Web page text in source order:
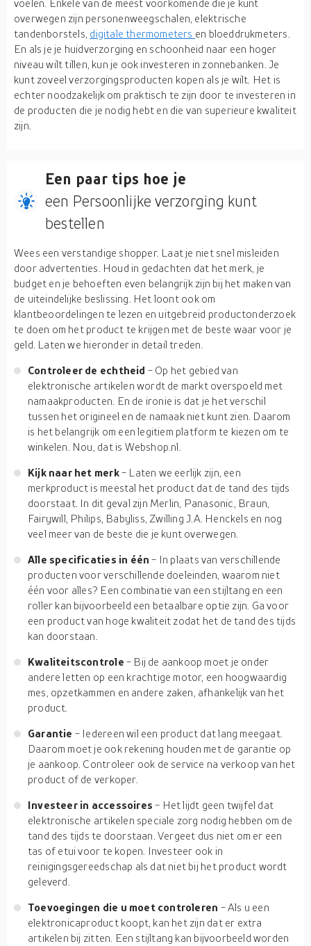
voelen. Enkele van de meest voorkomende die je kunt
overwegen zijn personenweegschalen, elektrische
tandenborstels, digitale thermometers en bloeddrukmeters.
En als je je huidverzorging en schoonheid naar een hoger
niveau wilt tillen, kun je ook investeren in zonnebanken. Je
kunt zoveel verzorgingsproducten kopen als je wilt. Het is
echter noodzakelijk om praktisch te zijn door te investeren in
de producten die je nodig hebt en die van superieure kwaliteit
zijn.
Een paar tips hoe je
een Persoonlijke verzorging kunt
bestellen
Wees een verstandige shopper. Laat je niet snel misleiden
door advertenties. Houd in gedachten dat het merk, je
budget en je behoeften even belangrijk zijn bij het maken van
de uiteindelijke beslissing. Het loont ook om
klantbeoordelingen te lezen en uitgebreid productonderzoek
te doen om het product te krijgen met de beste waar voor je
geld. Laten we hieronder in detail treden.
Controleer de echtheid - Op het gebied van
elektronische artikelen wordt de markt overspoeld met
namaakproducten. En de ironie is dat je het verschil
tussen het origineel en de namaak niet kunt zien. Daarom
is het belangrijk om een legitiem platform te kiezen om te
winkelen. Nou, dat is Webshop.nl.
Kijk naar het merk- Laten we eerlijk zijn, een
merkproduct is meestal het product dat de tand des tijds
doorstaat. In dit geval zijn Merlin, Panasonic, Braun,
Fairywill, Philips, Babyliss, Zwilling J.A. Henckels en nog
veel meer van de beste die je kunt overwegen.
Alle specificaties in één- In plaats van verschillende
producten voor verschillende doeleinden, waarom niet
één voor alles? Een combinatie van een stijltang en een
roller kan bijvoorbeeld een betaalbare optie zijn. Ga voor
een product van hoge kwaliteit zodat het de tand des tijds
kan doorstaan.
Kwaliteitscontrole - Bij de aankoop moet je onder
andere letten op een krachtige motor, een hoogwaardig
mes, opzetkammen en andere zaken, afhankelijk van het
product.
Garantie - Iedereen wil een product dat lang meegaat.
Daarom moet je ook rekening houden met de garantie op
je aankoop. Controleer ook de service na verkoop van het
product of de verkoper.
Investeer in accessoires- Het lijdt geen twijfel dat
elektronische artikelen speciale zorg nodig hebben om de
tand des tijds te doorstaan. Vergeet dus niet om er een
tas of etui voor te kopen. Investeer ook in
reinigingsgereedschap als dat niet bij het product wordt
geleverd.
Toevoegingen die u moet controleren - Als u een
elektronicaproduct koopt, kan het zijn dat er extra
artikelen bij zitten. Een stijltang kan bijvoorbeeld worden